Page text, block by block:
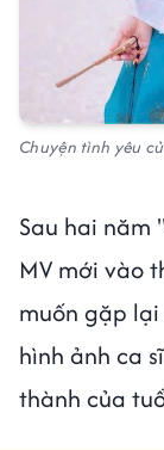
Chuyện tình yêu
Sau hai năm
MV mới vào
muốn gặp
hình ảnh ca
thành của